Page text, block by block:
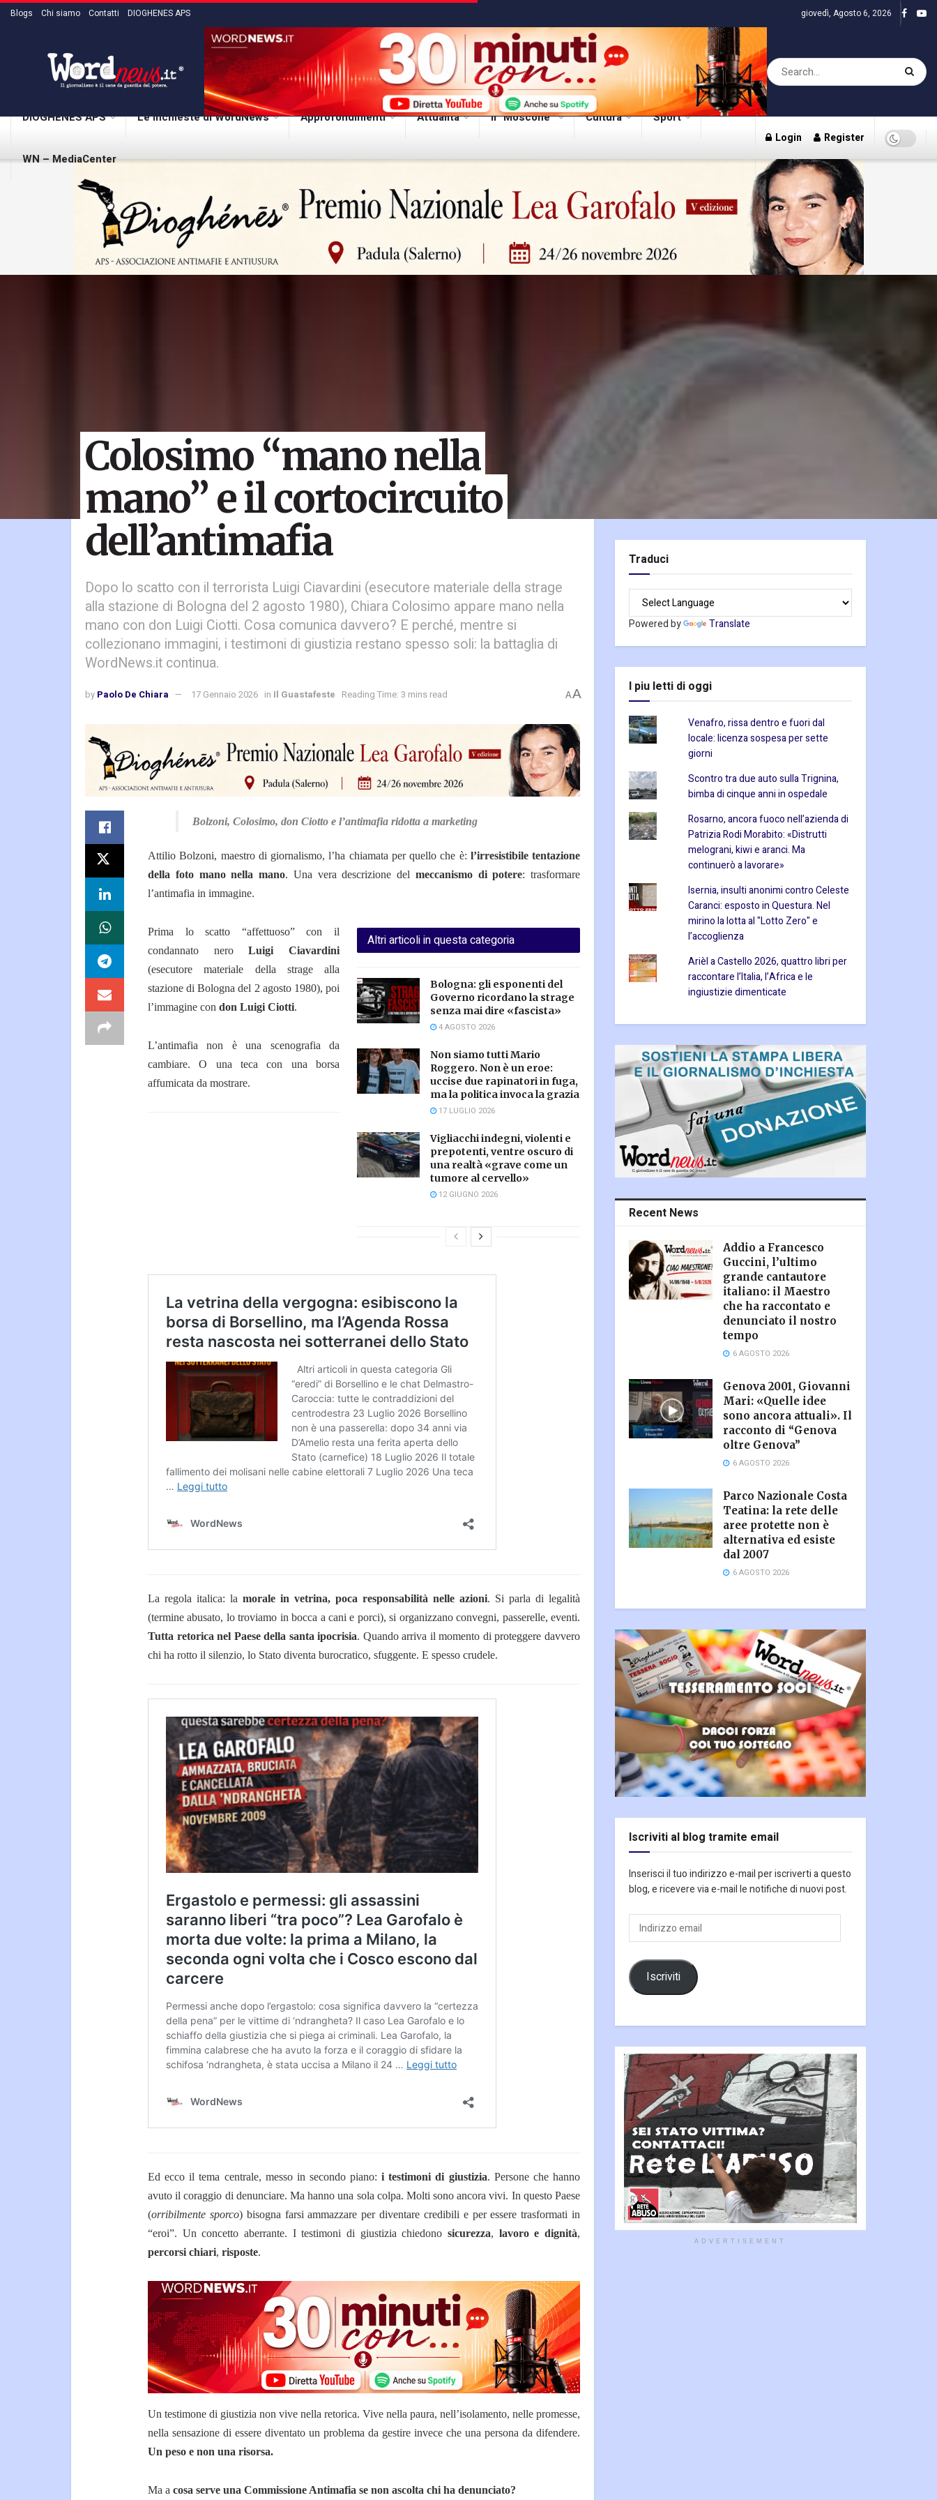
Blogs Chi siamo Contatti DIOGHENES APS giovedì, Agosto 6, 2026
DIOGHENES APS Le inchieste di WordNews Approfondimenti Attualità Il “Moscone” Cultura Sport
WN – MediaCenter
Login Register
Colosimo “mano nella
mano” e il cortocircuito
dell’antimafia
Dopo lo scatto con il terrorista Luigi Ciavardini (esecutore materiale della strage
alla stazione di Bologna del 2 agosto 1980), Chiara Colosimo appare mano nella
mano con don Luigi Ciotti. Cosa comunica davvero? E perché, mentre si
collezionano immagini, i testimoni di giustizia restano spesso soli: la battaglia di
WordNews.it continua.
by Paolo De Chiara 17 Gennaio 2026 in Il Guastafeste Reading Time: 3 mins read AA
Bolzoni, Colosimo, don Ciotto e l’antimafia ridotta a marketing
Attilio Bolzoni, maestro di giornalismo, l’ha chiamata per quello che è: l’irresistibile tentazione
della foto mano nella mano. Una vera descrizione del meccanismo di potere: trasformare
l’antimafia in immagine.
Altri articoli in questa categoria
Bologna: gli esponenti del
Governo ricordano la strage
senza mai dire «fascista»
4 AGOSTO 2026
Non siamo tutti Mario
Roggero. Non è un eroe:
uccise due rapinatori in fuga,
ma la politica invoca la grazia
17 LUGLIO 2026
Vigliacchi indegni, violenti e
prepotenti, ventre oscuro di
una realtà «grave come un
tumore al cervello»
12 GIUGNO 2026
Prima lo scatto “affettuoso” con il
condannato neroLuigi Ciavardini
(esecutore materiale della strage alla
stazione di Bologna del 2 agosto 1980), poi
l’immagine con don Luigi Ciotti.
L’antimafia non è una scenografia da
cambiare. O una teca con una borsa
affumicata da mostrare.
La regola italica: la morale in vetrina, poca responsabilità nelle azioni. Si parla di legalità
(termine abusato, lo troviamo in bocca a cani e porci), si organizzano convegni, passerelle, eventi.
Tutta retorica nel Paese della santa ipocrisia. Quando arriva il momento di proteggere davvero
chi ha rotto il silenzio, lo Stato diventa burocratico, sfuggente. E spesso crudele.
Ed ecco il tema centrale, messo in secondo piano:i testimoni di giustizia. Persone che hanno
avuto il coraggio di denunciare. Ma hanno una sola colpa. Molti sono ancora vivi. In questo Paese
(orribilmente sporco) bisogna farsi ammazzare per diventare credibili e per essere trasformati in
“eroi”. Un concetto aberrante. I testimoni di giustizia chiedonosicurezza, lavoro e dignità,
percorsi chiari, risposte.
Un testimone di giustizia non vive nella retorica. Vive nella paura, nell’isolamento, nelle promesse,
nella sensazione di essere diventato un problema da gestire invece che una persona da difendere.
Un peso e non una risorsa.
Ma a cosa serve una Commissione Antimafia se non ascolta chi ha denunciato?
Traduci
Powered by Translate
I piu letti di oggi
Venafro, rissa dentro e fuori dal
locale: licenza sospesa per sette
giorni
Scontro tra due auto sulla Trignina,
bimba di cinque anni in ospedale
Rosarno, ancora fuoco nell’azienda di
Patrizia Rodi Morabito: «Distrutti
melograni, kiwi e aranci. Ma
continuerò a lavorare»
Isernia, insulti anonimi contro Celeste
Caranci: esposto in Questura. Nel
mirino la lotta al "Lotto Zero" e
l’accoglienza
Arièl a Castello 2026, quattro libri per
raccontare l’Italia, l’Africa e le
ingiustizie dimenticate
Recent News
Addio a Francesco
Guccini, l’ultimo
grande cantautore
italiano: il Maestro
che ha raccontato e
denunciato il nostro
tempo
6 AGOSTO 2026
Genova 2001, Giovanni
Mari: «Quelle idee
sono ancora attuali». Il
racconto di “Genova
oltre Genova”
6 AGOSTO 2026
Parco Nazionale Costa
Teatina: la rete delle
aree protette non è
alternativa ed esiste
dal 2007
6 AGOSTO 2026
Iscriviti al blog tramite email
Inserisci il tuo indirizzo e-mail per iscriverti a questo
blog, e ricevere via e-mail le notifiche di nuovi post.
Indirizzo
email
Iscriviti
ADVERTISEMENT